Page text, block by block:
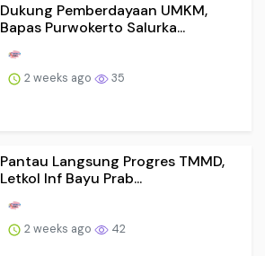
Dukung Pemberdayaan UMKM,
Bapas Purwokerto Salurka...
2 weeks ago 35
Pantau Langsung Progres TMMD,
Letkol Inf Bayu Prab...
2 weeks ago 42